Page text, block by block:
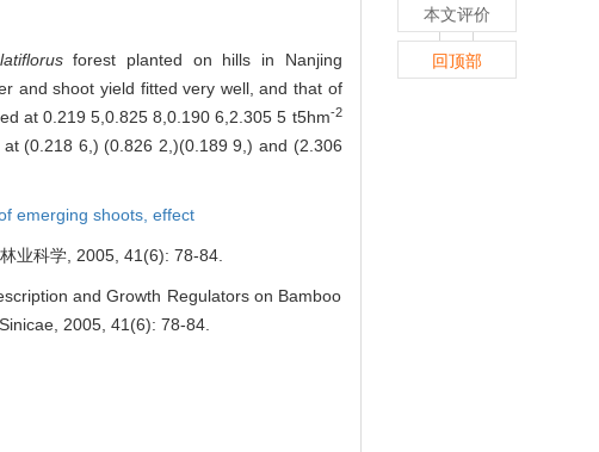
forest planted on hills in Nanjing
and shoot yield fitted very well, and that of
at 0.219 5,0.825 8,0.190 6,2.305 5 t5hm-2
(0.218 6,) (0.826 2,)(0.189 9,) and (2.306
emerging shoots, effect
业科学, 2005, 41(6): 78-84.
and Growth Regulators on Bamboo
2005, 41(6): 78-84.
本文评价
回顶部